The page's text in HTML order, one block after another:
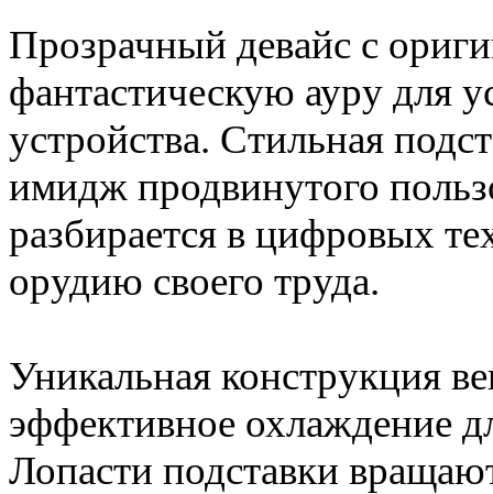
Прозрачный девайс с
фантастическую ауру для
устройства. Стильная
имидж продвинутого
разбирается в цифровых
орудию своего труда.
Уникальная конструкция
эффективное охлаждение
Лопасти подставки